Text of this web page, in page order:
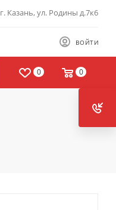
г. Казань, ул. Родины д.7к6
ВОЙТИ
0 0